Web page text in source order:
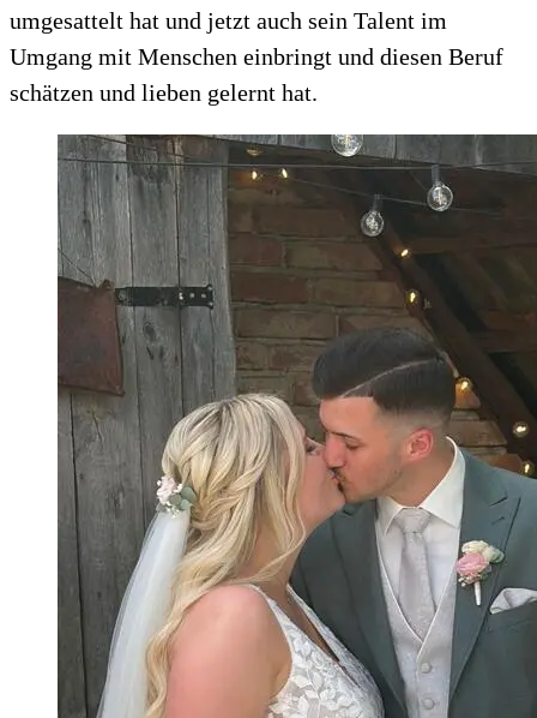
umgesattelt hat und jetzt auch sein Talent im
Umgang mit Menschen einbringt und diesen Beruf
schätzen und lieben gelernt hat.